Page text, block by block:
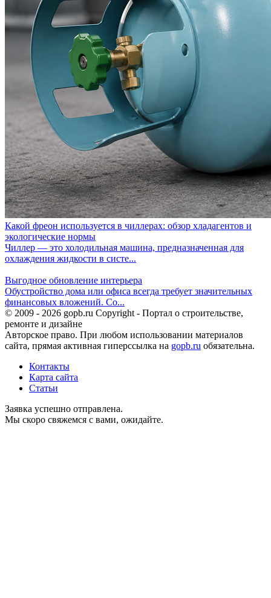
Какой фреон используется в чиллерах: обзор хладагентов и
экологические нормы
Чиллер — это холодильная машина, предназначенная для
охлаждения жидкости в систе...
Выгодное обновление интерьера
Обустройство дома или офиса всегда требует значительных
финансовых вложений. Со...
© 2009 - 2026 gopb.ru Copyright - Портал о строительстве,
ремонте и дизайне
Авторское право. При любом использовании материалов
сайта, прямая активная гиперссылка на gopb.ru обязательна.
Контакты
Карта сайта
Статьи
Заявка успешно отправлена.
Мы скоро свяжемся с вами, ожидайте.